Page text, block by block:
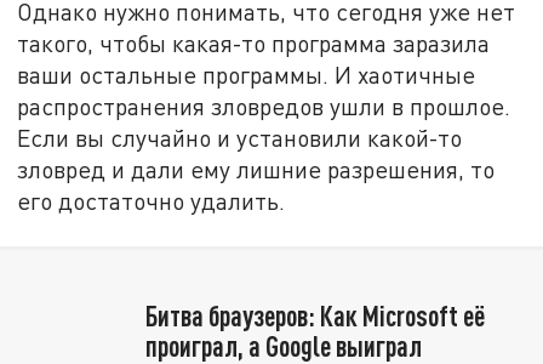
Однако нужно понимать, что сегодня уже нет
такого, чтобы какая-то программа заразила
ваши остальные программы. И хаотичные
распространения зловредов ушли в прошлое.
Если вы случайно и установили какой-то
зловред и дали ему лишние разрешения, то
его достаточно удалить.
Битва браузеров: Как Microsoft её
проиграл, а Google выиграл